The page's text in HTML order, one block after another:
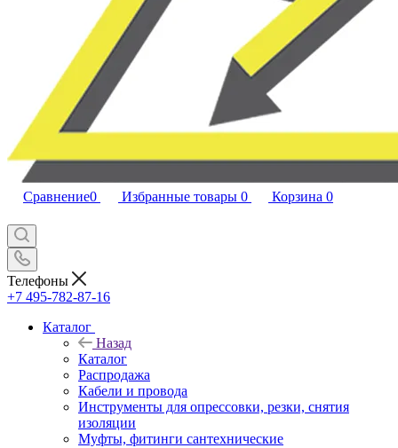
Сравнение0 Избранные товары 0 Корзина 0
Телефоны
+7 495-782-87-16
Каталог
Назад
Каталог
Распродажа
Кабели и провода
Инструменты для опрессовки, резки, снятия
изоляции
Муфты, фитинги сантехнические